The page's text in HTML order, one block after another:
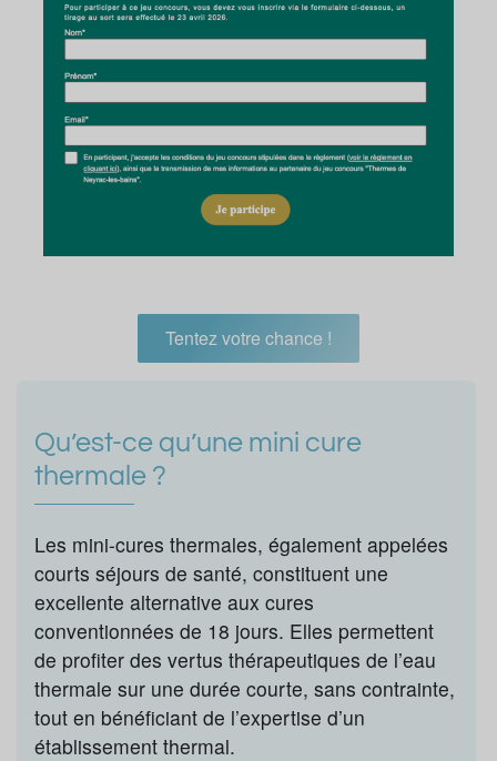
Tentez votre chance !
Qu’est-ce qu’une mini cure
thermale ?
Les mini-cures thermales, également appelées
courts séjours de santé, constituent une
excellente alternative aux cures
conventionnées de 18 jours. Elles permettent
de profiter des vertus thérapeutiques de l’eau
thermale sur une durée courte, sans contrainte,
tout en bénéficiant de l’expertise d’un
établissement thermal.